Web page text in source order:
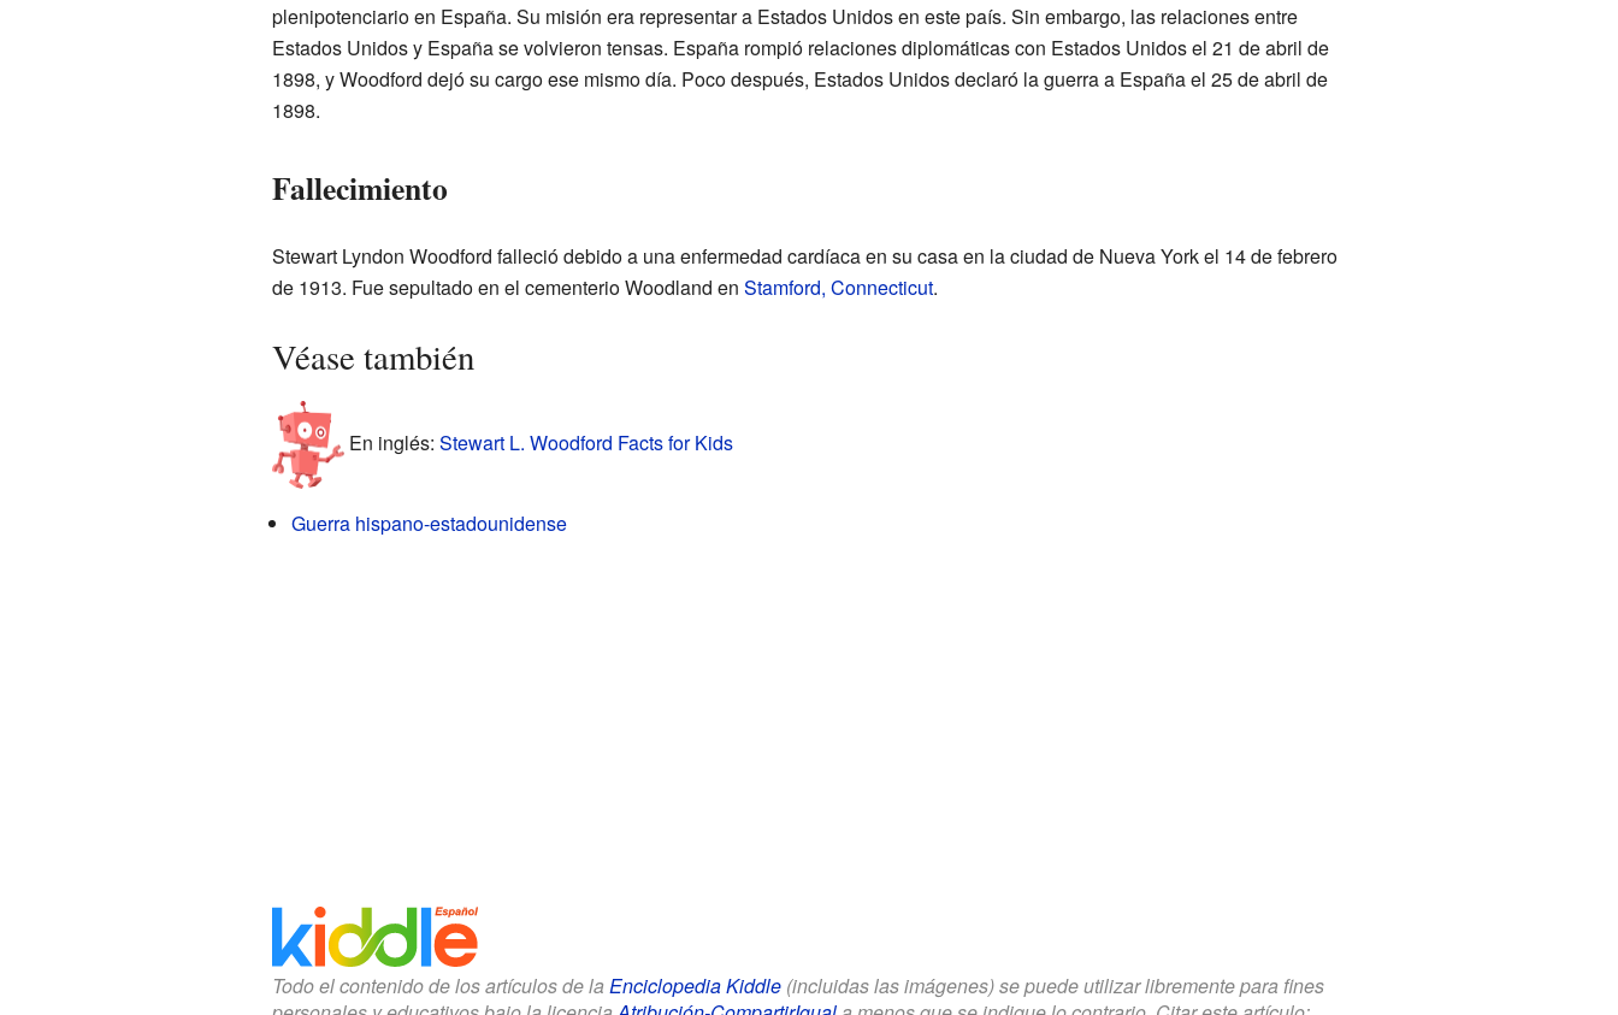
plenipotenciario en España. Su misión era representar a Estados Unidos en este país. Sin embargo, las relaciones entre
Estados Unidos y España se volvieron tensas. España rompió relaciones diplomáticas con Estados Unidos el 21 de abril de
1898, y Woodford dejó su cargo ese mismo día. Poco después, Estados Unidos declaró la guerra a España el 25 de abril de
1898.
Fallecimiento
Stewart Lyndon Woodford falleció debido a una enfermedad cardíaca en su casa en la ciudad de Nueva York el 14 de febrero
de 1913. Fue sepultado en el cementerio Woodland en Stamford, Connecticut.
Véase también
En inglés: Stewart L. Woodford Facts for Kids
Guerra hispano-estadounidense
Todo el contenido de los artículos de la Enciclopedia Kiddle(incluidas las imágenes) se puede utilizar libremente para fines